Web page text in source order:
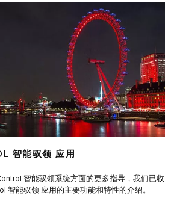
智能驭领 应用
智能驭领系统方面的更多指导，我们已收
智能驭领 应用的主要功能和特性的介绍。